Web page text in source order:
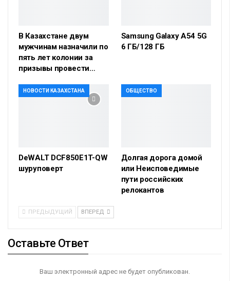
В Казахстане двум
мужчинам назначили по
пять лет колонии за
призывы провести…
Samsung Galaxy A54 5G
6 ГБ/128 ГБ
НОВОСТИ КАЗАХСТАНА
DeWALT DCF850E1T-QW
шуруповерт
ОБЩЕСТВО
Долгая дорога домой
или Неисповедимые
пути российских
релокантов
ПРЕДЫДУЩИЙ ВПЕРЕД
Оставьте Ответ
Ваш электронный адрес не будет опубликован.